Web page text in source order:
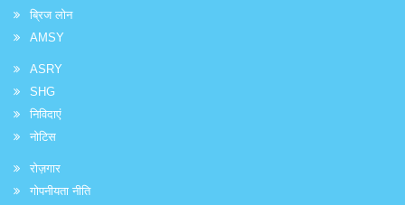
ब्रिज लोन
AMSY
ASRY
SHG
निविदाएं
नोटिस
रोज़गार
गोपनीयता नीति